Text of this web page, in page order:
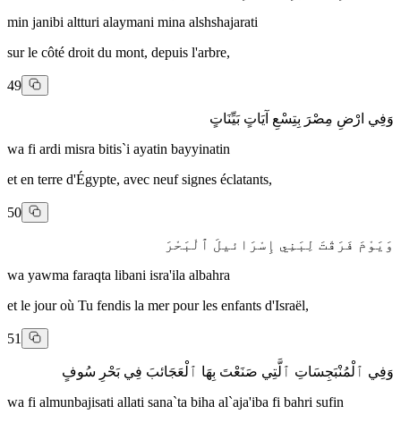
min janibi altturi alaymani mina alshshajarati
sur le côté droit du mont, depuis l'arbre,
49
وَفِي ارْضِ مِصْرَ بِتِسْعِ آيَاتٍ بَيِّنَاتٍ
wa fi ardi misra bitis`i ayatin bayyinatin
et en terre d'Égypte, avec neuf signes éclatants,
50
وَيَوْمَ فَرَقْتَ لِبَنِي إِسْرَائيلَ ٱلْبَحْرَ
wa yawma faraqta libani isra'ila albahra
et le jour où Tu fendis la mer pour les enfants d'Israël,
51
وَفِي ٱلْمُنْبَجِسَاتِ ٱلَّتِي صَنَعْتَ بِهَا ٱلْعَجَائبَ فِي بَحْرِ سُوفٍ
wa fi almunbajisati allati sana`ta biha al`aja'iba fi bahri sufin